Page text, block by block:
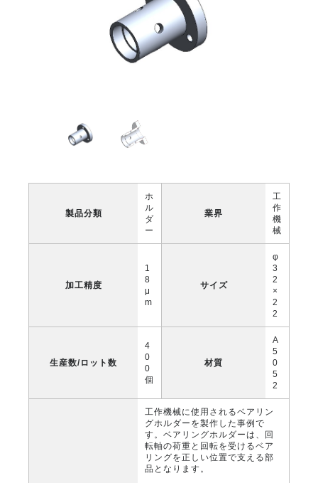
製品分類
ホ
ル
ダ
ー
業界
工
作
機
械
加工精度
1
8
μ
m
サイズ
φ
3
2
×
2
2
生産数/ロット数
4
0
0
個
材質
A
5
0
5
2
工作機械に使用されるベアリン
グホルダーを製作した事例で
す。ベアリングホルダーは、回
転軸の荷重と回転を受けるベア
リングを正しい位置で支える部
品となります。